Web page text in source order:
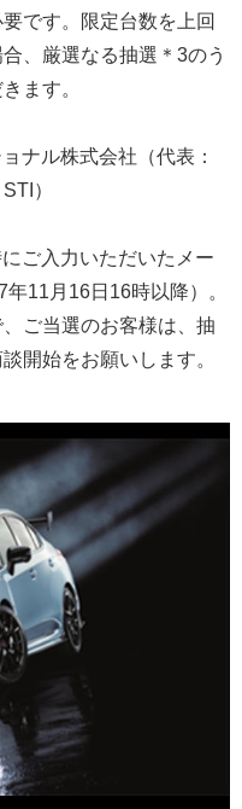
です。限定台数を上回
、厳選なる抽選＊3のう
ます。
ナル株式会社（代表：
）
ご入力いただいたメー
11月16日16時以降）。
ご当選のお客様は、抽
開始をお願いします。